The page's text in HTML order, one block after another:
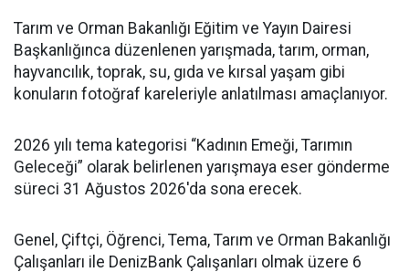
Tarım ve Orman Bakanlığı Eğitim ve Yayın Dairesi
Başkanlığınca düzenlenen yarışmada, tarım, orman,
hayvancılık, toprak, su, gıda ve kırsal yaşam gibi
konuların fotoğraf kareleriyle anlatılması amaçlanıyor.
2026 yılı tema kategorisi “Kadının Emeği, Tarımın
Geleceği” olarak belirlenen yarışmaya eser gönderme
süreci 31 Ağustos 2026'da sona erecek.
Genel, Çiftçi, Öğrenci, Tema, Tarım ve Orman Bakanlığı
Çalışanları ile DenizBank Çalışanları olmak üzere 6